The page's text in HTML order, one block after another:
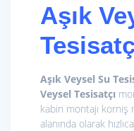
Aşık
Aşık Veysel Su
Veysel Tesisatçı
kabin montajı korniş
alanında olarak